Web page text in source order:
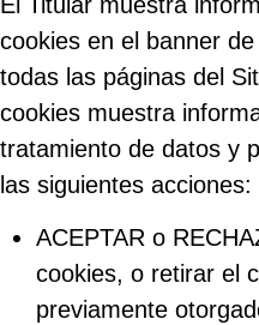
cookies en el banner
todas las páginas del
cookies muestra
tratamiento de datos y
las siguientes acciones:
ACEPTAR o
cookies, o retirar el
previamente